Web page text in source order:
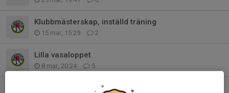
Klubbmästerskap, inställd träning
15 mar, 15:29 2
Lilla vasaloppet
8 mar, 20:24 5
Träningen ställs in 12/2